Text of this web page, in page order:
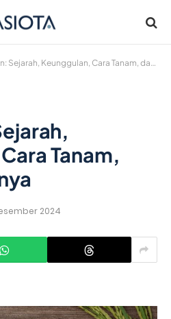
Keunggulan, Cara Tanam, dan Manfaatnya
Tanam,
2024